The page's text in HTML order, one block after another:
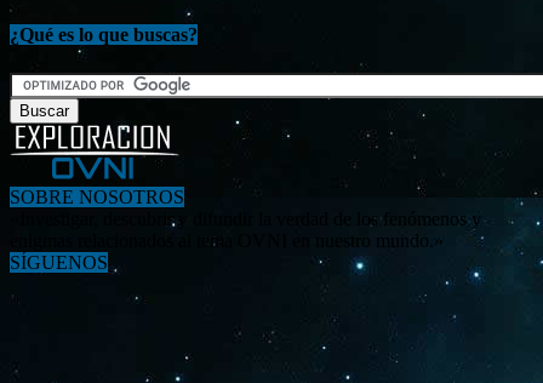
¿Qué es lo que buscas?
SOBRE NOSOTROS
«Investigar, descubrir y difundir la verdad de los fenómenos y
enigmas relacionados al tema OVNI en nuestro mundo.»
SÍGUENOS